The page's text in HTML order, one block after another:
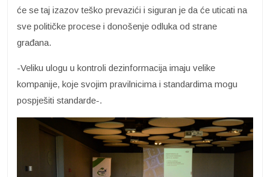
će se taj izazov teško prevazići i siguran je da će uticati na
sve političke procese i donošenje odluka od strane
građana.
-Veliku ulogu u kontroli dezinformacija imaju velike
kompanije, koje svojim pravilnicima i standardima mogu
pospješiti standarde-.